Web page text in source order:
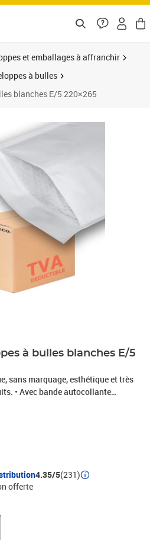
et emballages à affranchir
à bulles
blanches E/5 220×265
à bulles blanches E/5
sans marquage, esthétique et très
• Avec bande autocollante
de temps. Protection optimale
blanc kraft 80g/m²• Bulles
de bulles/m² = Plus de sécurité
– Bulles plus épaisses avant
3.2mm ) identique en
de 55 microns , Multicouche
en entrée d’enveloppe pour
et les bulles (facilement
Soudure latérale de qualité
4.35/5(231)
offerte